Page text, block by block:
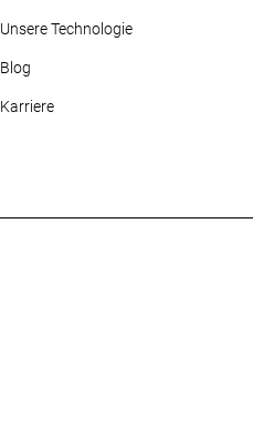
Unsere Technologie
Blog
Karriere